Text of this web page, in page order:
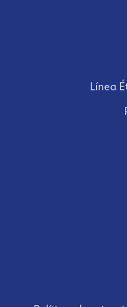
Línea